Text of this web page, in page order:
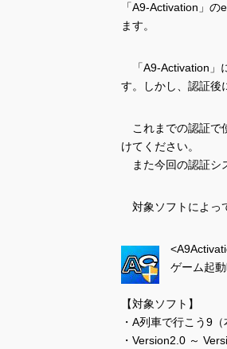
「A9-Activation」
ます。
「A9-Activation」
す。しかし、認証後
これまでの認証で
けてください。
また今回の認証シ
対象ソフトによっ
ゲーム起
【対象ソフト】
・A列車で行こう9（
・Version2.0 ～